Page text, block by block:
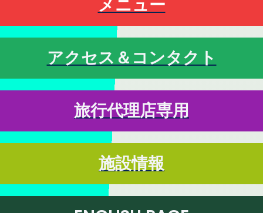
メニュー
アクセス＆コンタクト
旅行代理店専用
施設情報